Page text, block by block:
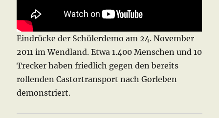
Eindrücke der Schülerdemo am 24. November
2011 im Wendland. Etwa 1.400 Menschen und 10
Trecker haben friedlich gegen den bereits
rollenden Castortransport nach Gorleben
demonstriert.